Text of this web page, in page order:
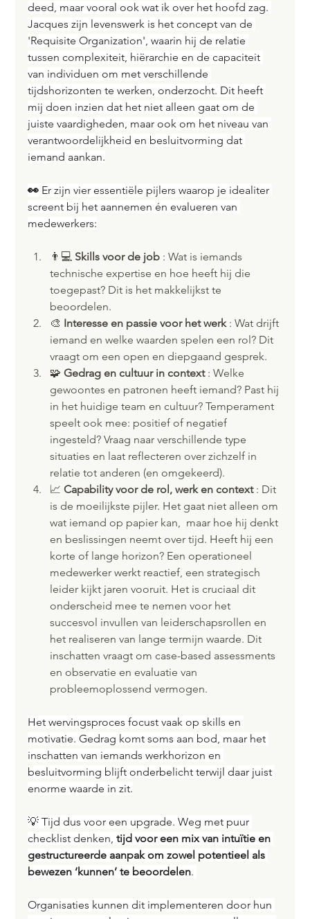
deed, maar vooral ook wat ik over het hoofd zag.
Jacques zijn levenswerk is het concept van de
'Requisite Organization', waarin hij de relatie
tussen complexiteit, hiërarchie en de capaciteit
van individuen om met verschillende
tijdshorizonten te werken, onderzocht. Dit heeft
mij doen inzien dat het niet alleen gaat om de
juiste vaardigheden, maar ook om het niveau van
verantwoordelijkheid en besluitvorming dat
iemand aankan.
👀 Er zijn vier essentiële pijlers waarop je idealiter
screent bij het aannemen én evalueren van
medewerkers:
👨💻 Skills voor de job : Wat is iemands
technische expertise en hoe heeft hij die
toegepast? Dit is het makkelijkst te
beoordelen.
🎨 Interesse en passie voor het werk : Wat drijft
iemand en welke waarden spelen een rol? Dit
vraagt om een open en diepgaand gesprek.
🧩 Gedrag en cultuur in context : Welke
gewoontes en patronen heeft iemand? Past hij
in het huidige team en cultuur? Temperament
speelt ook mee: positief of negatief
ingesteld? Vraag naar verschillende type
situaties en laat reflecteren over zichzelf in
relatie tot anderen (en omgekeerd).
📈 Capability voor de rol, werk en context : Dit
is de moeilijkste pijler. Het gaat niet alleen om
wat iemand op papier kan,  maar hoe hij denkt
en beslissingen neemt over tijd. Heeft hij een
korte of lange horizon? Een operationeel
medewerker werkt reactief, een strategisch
leider kijkt jaren vooruit. Het is cruciaal dit
onderscheid mee te nemen voor het
succesvol invullen van leiderschapsrollen en
het realiseren van lange termijn waarde. Dit
inschatten vraagt om case-based assessments
en observatie en evaluatie van
probleemoplossend vermogen.
Het wervingsproces focust vaak op skills en
motivatie. Gedrag komt soms aan bod, maar het
inschatten van iemands werkhorizon en
besluitvorming blijft onderbelicht terwijl daar juist
enorme waarde in zit.
💡 Tijd dus voor een upgrade. Weg met puur
checklist denken, tijd voor een mix van intuïtie en
gestructureerde aanpak om zowel potentieel als
bewezen ‘kunnen’ te beoordelen.
Organisaties kunnen dit implementeren door hun